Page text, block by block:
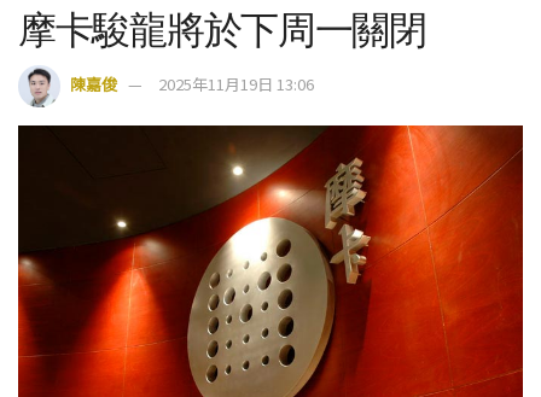
摩卡駿龍將於下周一關閉
陳嘉俊 2025年11月19日 13:06